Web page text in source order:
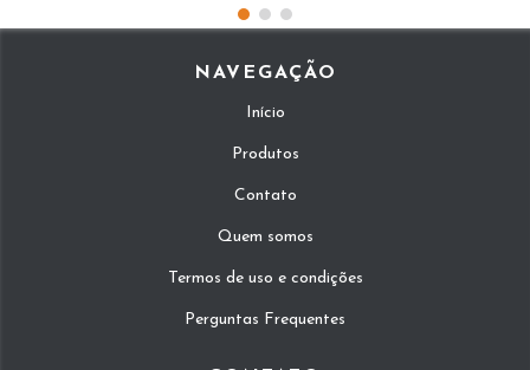
NAVEGAÇÃO
Início
Produtos
Contato
Quem somos
Termos de uso e condições
Perguntas Frequentes